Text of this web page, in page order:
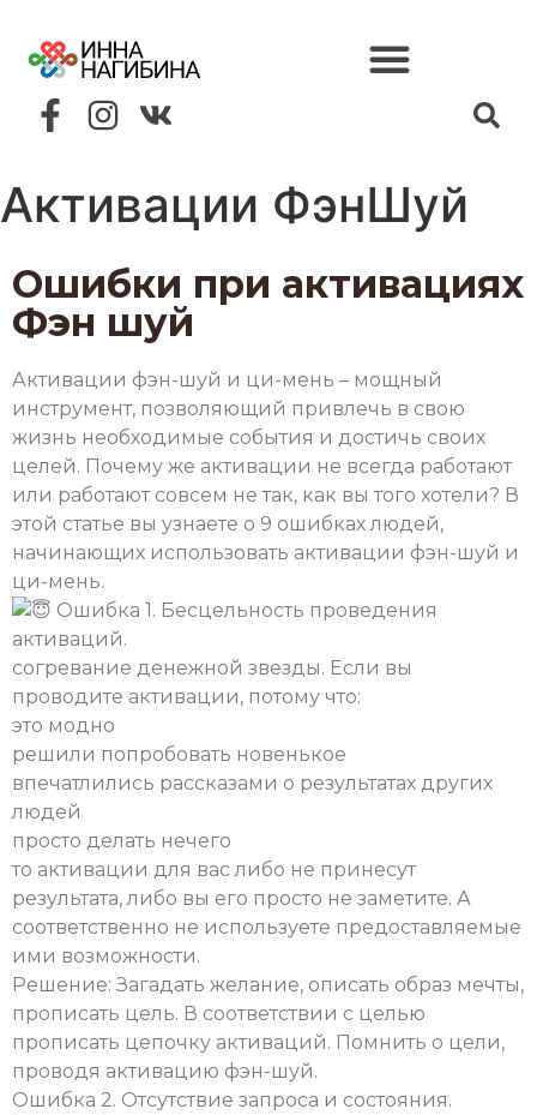
Активации ФэнШуй
Ошибки при активациях
Фэн шуй
Активации фэн-шуй и ци-мень – мощный
инструмент, позволяющий привлечь в свою
жизнь необходимые события и достичь своих
целей. Почему же активации не всегда работают
или работают совсем не так, как вы того хотели? В
этой статье вы узнаете о 9 ошибках людей,
начинающих использовать активации фэн-шуй и
ци-мень.
Ошибка 1. Бесцельность проведения
активаций.
согревание денежной звезды. Если вы
проводите активации, потому что:
это модно
решили попробовать новенькое
впечатлились рассказами о результатах других
людей
просто делать нечего
то активации для вас либо не принесут
результата, либо вы его просто не заметите. А
соответственно не используете предоставляемые
ими возможности.
Решение: Загадать желание, описать образ мечты,
прописать цель. В соответствии с целью
прописать цепочку активаций. Помнить о цели,
проводя активацию фэн-шуй.
Ошибка 2. Отсутствие запроса и состояния.